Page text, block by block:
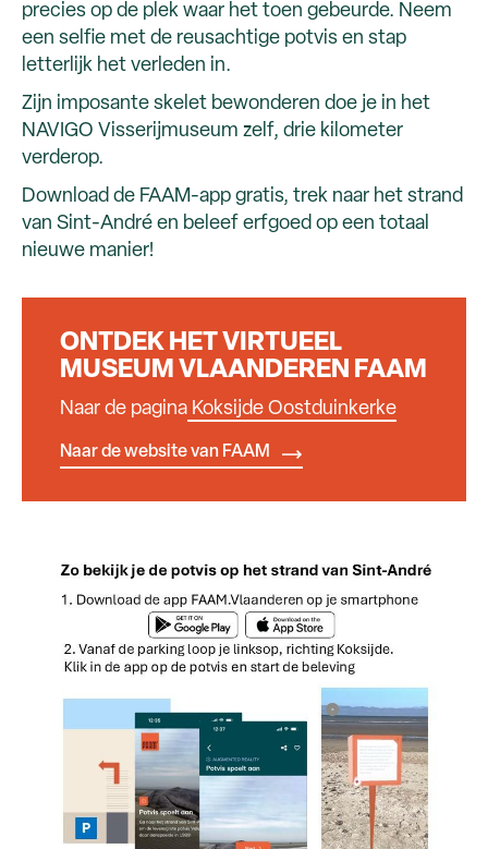
precies op de plek waar het toen gebeurde. Neem
een selfie met de reusachtige potvis en stap
letterlijk het verleden in.
Zijn imposante skelet bewonderen doe je in het
NAVIGO Visserijmuseum zelf, drie kilometer
verderop.
Download de FAAM-app gratis, trek naar het strand
van Sint-André en beleef erfgoed op een totaal
nieuwe manier!
ONTDEK HET VIRTUEEL
MUSEUM VLAANDEREN FAAM
Naar de pagina Koksijde Oostduinkerke
Naar de website van FAAM